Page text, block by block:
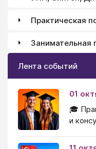
Практическая
Занимательная
Лента событий
01
🎓
и